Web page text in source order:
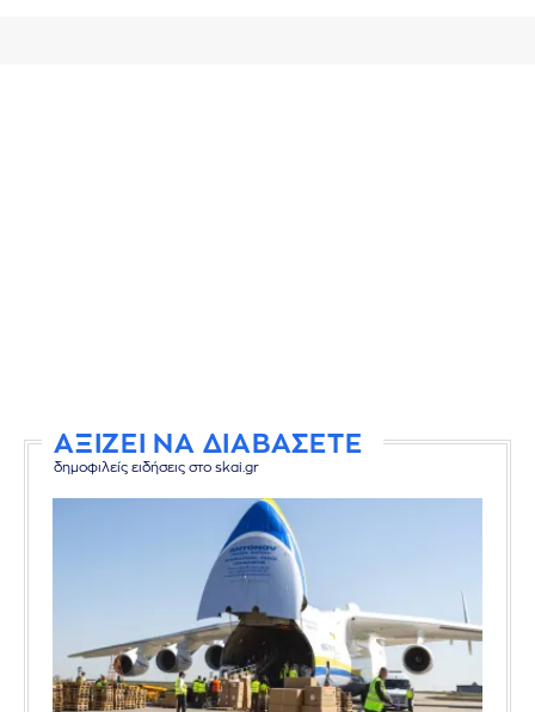
ΑΞΙΖΕΙ ΝΑ ΔΙΑΒΑΣΕΤΕ
δημοφιλείς ειδήσεις στο skai.gr